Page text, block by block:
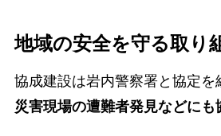
地域の安全を守る取り
協成建設は岩内警察署と協定を
災害現場の遭難者発見などにも